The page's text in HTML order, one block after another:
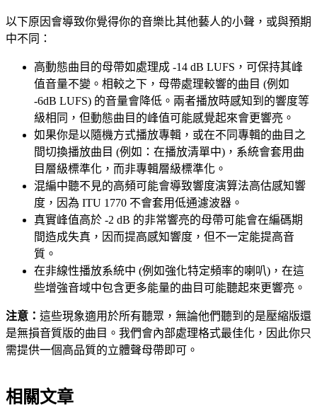
以下原因會導致你覺得你的音樂比其他藝人的小聲，或與預期
中不同：
高動態曲目的母帶如處理成 -14 dB LUFS，可保持其峰
值音量不變。相較之下，母帶處理較響的曲目 (例如
-6dB LUFS) 的音量會降低。兩者播放時感知到的響度等
級相同，但動態曲目的峰值可能感覺起來會更響亮。
如果你是以隨機方式播放專輯，或在不同專輯的曲目之
間切換播放曲目 (例如：在播放清單中)，系統會套用曲
目層級標準化，而非專輯層級標準化。
混編中聽不見的高頻可能會導致響度演算法高估感知響
度，因為 ITU 1770 不會套用低通濾波器。
真實峰值高於 -2 dB 的非常響亮的母帶可能會在編碼期
間造成失真，因而提高感知響度，但不一定能提高音
質。
在非線性播放系統中 (例如強化特定頻率的喇叭)，在這
些增強音域中包含更多能量的曲目可能聽起來更響亮。
注意： 這些現象適用於所有聽眾，無論他們聽到的是壓縮版還
是無損音質版的曲目。我們會內部處理格式最佳化，因此你只
需提供一個高品質的立體聲母帶即可。
相關文章